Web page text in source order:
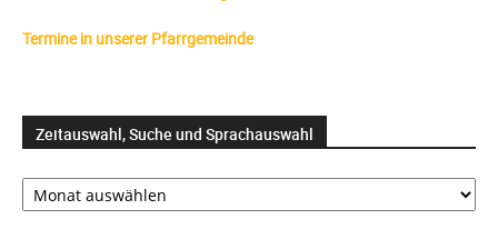
Termine in unserer Pfarrgemeinde
Zeitauswahl, Suche und Sprachauswahl
Zeitauswahl,
Suche